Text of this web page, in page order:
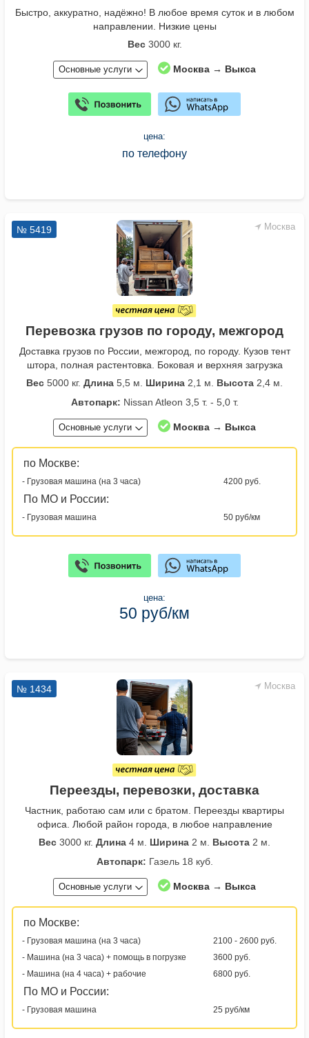
Быстро, аккуратно, надёжно! В любое время суток и в любом
направлении. Низкие цены
Вес3000 кг.
Основные услуги Москва → Выкса
цена:
по телефону
Москва
№ 5419
Перевозка грузов по городу, межгород
Доставка грузов по России, межгород, по городу. Кузов тент
штора, полная растентовка. Боковая и верхняя загрузка
Вес 5000 кг. Длина 5,5 м. Ширина 2,1 м. Высота 2,4 м.
Автопарк: Nissan Atleon 3,5 т. - 5,0 т.
Основные услуги Москва → Выкса
по Москве:
- Грузовая машина (на 3 часа) 4200 руб.
По МО и России:
- Грузовая машина 50 руб/км
цена:
50 руб/км
Москва
№ 1434
Переезды, перевозки, доставка
Частник, работаю сам или с братом. Переезды квартиры
офиса. Любой район города, в любое направление
Вес 3000 кг. Длина 4 м. Ширина 2 м. Высота 2 м.
Автопарк: Газель 18 куб.
Основные услуги Москва → Выкса
по Москве:
- Грузовая машина (на 3 часа)
2100 - 2600 руб.
- Машина (на 3 часа) + помощь в погрузке
3600 руб.
- Машина (на 4 часа) + рабочие
6800 руб.
По МО и России:
- Грузовая машина 25 руб/км